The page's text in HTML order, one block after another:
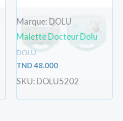
Marque: DOLU
Malette Docteur Dolu
DOLU
TND 48.000
SKU: DOLU5202